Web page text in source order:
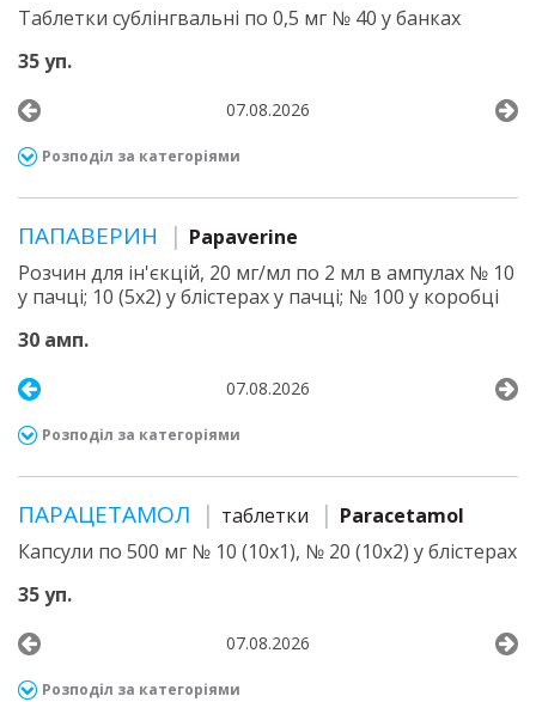
Таблетки сублінгвальні по 0,5 мг № 40 у банках
35 уп.
07.08.2026
Розподіл за категоріями
ПАПАВЕРИН
Papaverine
Розчин для ін'єкцій, 20 мг/мл по 2 мл в ампулах № 10
у пачці; 10 (5х2) у блістерах у пачці; № 100 у коробці
30 амп.
07.08.2026
Розподіл за категоріями
ПАРАЦЕТАМОЛ таблетки
Paracetamol
Капсули по 500 мг № 10 (10х1), № 20 (10х2) у блістерах
35 уп.
07.08.2026
Розподіл за категоріями